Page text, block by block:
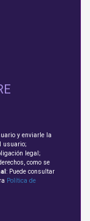
y enviarle la
usuario;
legal;
como se
: Puede consultar
Política de